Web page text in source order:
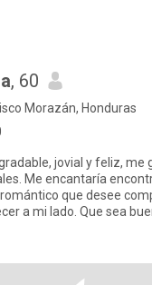
, 60
Morazán, Honduras
jovial y feliz, me
Me encantaría
que desee
a mi lado. Que sea